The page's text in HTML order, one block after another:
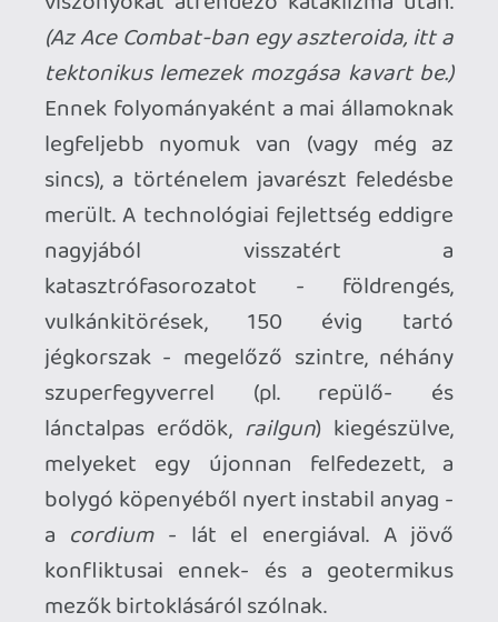
Valós repülőgépek nincsenek benne,
illetve majdnem. Kinézetre a helyi
vasmadarak tükörképei az igaziaknak, de
licenc híján kicsit máshogy hívják őket: Az
F-16C Fighting Falcon-ból F/C-16 lett, a
MiG-29 Fulcrum-ból MG-29, aSu-37
Terminator-ból Sk.37 Decimator-B, stb.
Egyszerű megszokni. Ami nem változott,
az a rájuk aggatható, irreális mennyiségű
- missziónként akár több száz darab -
rakéta és az előd játéktermi gyökeréig
visszanyúló pontgyűjtögetés.(Ám az
időkorlátot és az ebből kalkulált
pályavégi osztályzatot elhagyták, ami
egyesekben hiányérzetet kelthet.)Annyi